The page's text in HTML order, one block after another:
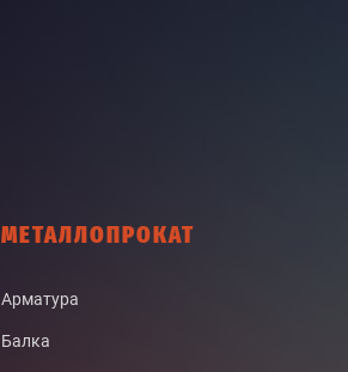
МЕТАЛЛОПРОКАТ
Арматура
Балка